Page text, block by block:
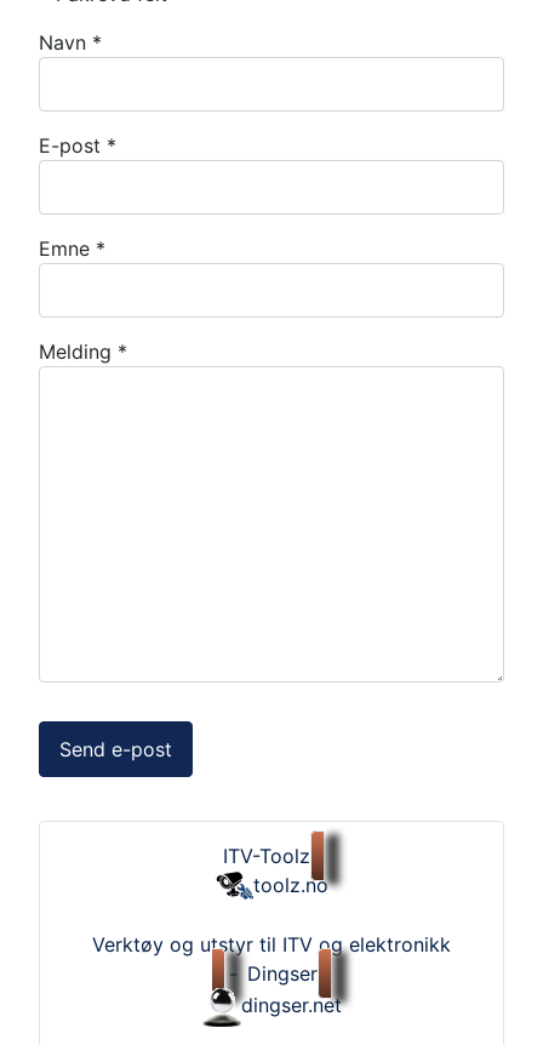
Navn *
E-post *
Emne *
Melding *
Send e-post
ITV-Toolz
toolz.no
Verktøy og utstyr til ITV og elektronikk
- Dingser
dingser.net